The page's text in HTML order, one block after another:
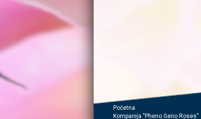
Početna
Kompanija "Pheno Geno Roses"